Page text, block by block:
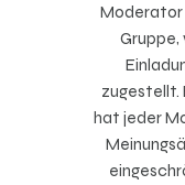
Moderator
zugestellt.
hat jeder